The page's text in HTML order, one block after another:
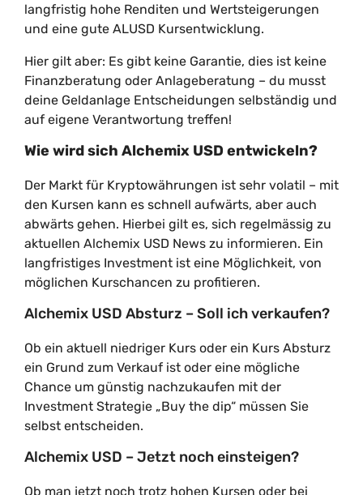
langfristig hohe Renditen und Wertsteigerungen
und eine gute ALUSD Kursentwicklung.
Hier gilt aber: Es gibt keine Garantie, dies ist keine
Finanzberatung oder Anlageberatung – du musst
deine Geldanlage Entscheidungen selbständig und
auf eigene Verantwortung treffen!
Wie wird sich Alchemix USD entwickeln?
Der Markt für Kryptowährungen ist sehr volatil – mit
den Kursen kann es schnell aufwärts, aber auch
abwärts gehen. Hierbei gilt es, sich regelmässig zu
aktuellen Alchemix USD News zu informieren. Ein
langfristiges Investment ist eine Möglichkeit, von
möglichen Kurschancen zu profitieren.
Alchemix USD Absturz – Soll ich verkaufen?
Ob ein aktuell niedriger Kurs oder ein Kurs Absturz
ein Grund zum Verkauf ist oder eine mögliche
Chance um günstig nachzukaufen mit der
Investment Strategie „Buy the dip“ müssen Sie
selbst entscheiden.
Alchemix USD – Jetzt noch einsteigen?
Ob man jetzt noch trotz hohen Kursen oder bei